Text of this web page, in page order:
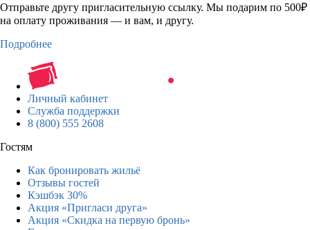
Отправьте другу пригласительную ссылку. Мы подарим по 500₽
на оплату проживания — и вам, и другу.
Подробнее
Личный кабинет
Служба поддержки
8 (800) 555 2608
Гостям
Как бронировать жильё
Отзывы гостей
Кэшбэк 30%
Акция «Пригласи друга»
Акция «Скидка на первую бронь»